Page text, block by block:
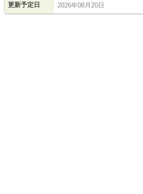
更新予定日 2026年08月20日